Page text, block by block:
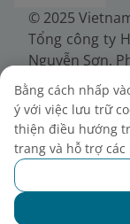
© 2025
Tổng công ty
Nguyễn Sơn,
Điện thoại:
38722375
Giấy chứng
doanh nghiệp
30/6/2010,
24/7/2025,
Bằng cách nhấp
ý với việc lưu trữ
thiện điều hướng
trang và hỗ trợ